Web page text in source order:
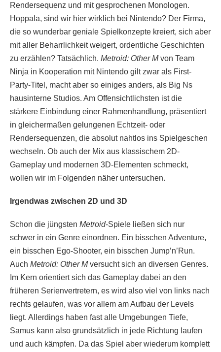
Rendersequenz und mit gesprochenen Monologen.
Hoppala, sind wir hier wirklich bei Nintendo? Der Firma,
die so wunderbar geniale Spielkonzepte kreiert, sich aber
mit aller Beharrlichkeit weigert, ordentliche Geschichten
zu erzählen? Tatsächlich. Metroid: Other Mvon Team
Ninja in Kooperation mit Nintendo gilt zwar als First-
Party-Titel, macht aber so einiges anders, als Big Ns
hausinterne Studios. Am Offensichtlichsten ist die
stärkere Einbindung einer Rahmenhandlung, präsentiert
in gleichermaßen gelungenen Echtzeit- oder
Rendersequenzen, die absolut nahtlos ins Spielgeschen
wechseln. Ob auch der Mix aus klassischem 2D-
Gameplay und modernen 3D-Elementen schmeckt,
wollen wir im Folgenden näher untersuchen.
Irgendwas zwischen 2D und 3D
Schon die jüngsten Metroid-Spiele ließen sich nur
schwer in ein Genre einordnen. Ein bisschen Adventure,
ein bisschen Ego-Shooter, ein bisschen Jump’n’Run.
Auch Metroid: Other Mversucht sich an diversen Genres.
Im Kern orientiert sich das Gameplay dabei an den
früheren Serienvertretern, es wird also viel von links nach
rechts gelaufen, was vor allem am Aufbau der Levels
liegt. Allerdings haben fast alle Umgebungen Tiefe,
Samus kann also grundsätzlich in jede Richtung laufen
und auch kämpfen. Da das Spiel aber wiederum komplett